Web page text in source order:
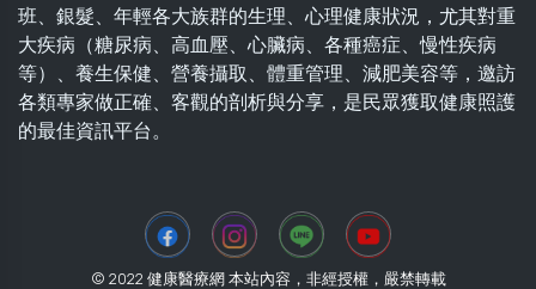
班、銀髮、年輕各大族群的生理、心理健康狀況，尤其對重
大疾病（糖尿病、高血壓、心臟病、各種癌症、慢性疾病
等）、養生保健、營養攝取、體重管理、減肥美容等，邀訪
各類專家做正確、客觀的剖析與分享，是民眾獲取健康照護
的最佳資訊平台。
© 2022 健康醫療網 本站內容，非經授權，嚴禁轉載